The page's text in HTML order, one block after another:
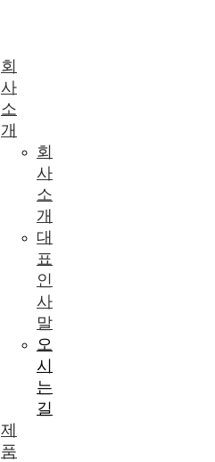
회
사
소
개
회
사
소
개
대
표
인
사
말
오
시
는
길
제
품